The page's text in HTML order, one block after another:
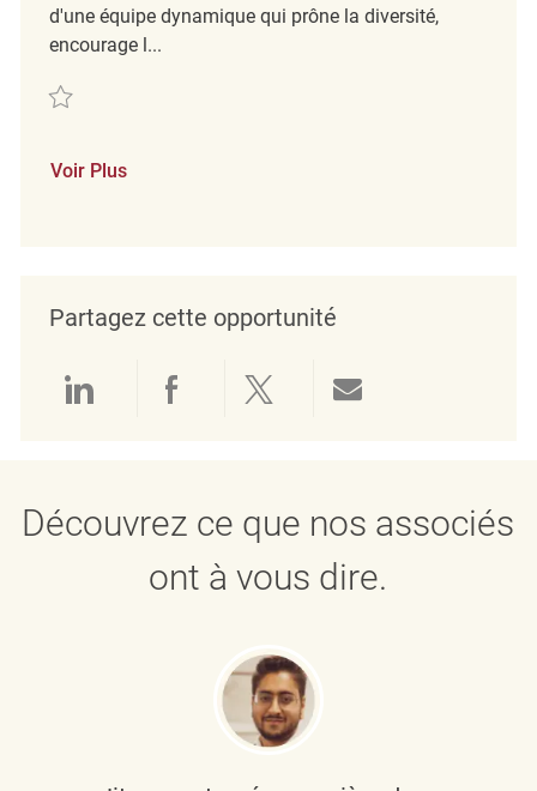
d'une équipe dynamique qui prône la diversité,
encourage l...
Sauvegarder Retail Merchandising Associate Full Time REQ142589
Voir Plus
Partagez cette opportunité
Partager via LinkedIn
Partager via Facebook
Partager via twitter
Découvrez ce que nos associés
ont à vous dire.